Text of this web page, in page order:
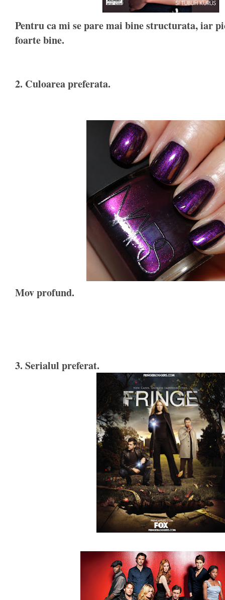
Pentru ca mi se pare mai bine structurata, iar
foarte bine.
2. Culoarea preferata.
Mov profund.
3. Serialul preferat.